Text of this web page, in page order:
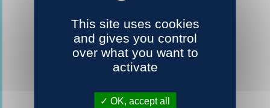
This site uses cookies
and gives you control
over what you want to
activate
OK, accept all